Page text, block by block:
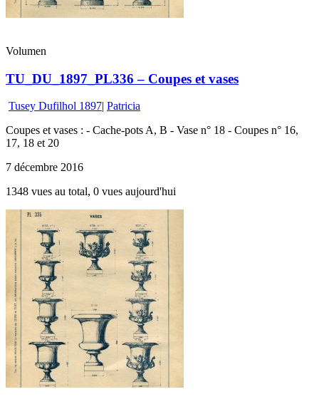
Volumen
TU_DU_1897_PL336 – Coupes et vases
Tusey Dufilhol 1897| Patricia
Coupes et vases : - Cache-pots A, B - Vase n° 18 - Coupes n° 16,
17, 18 et 20
7 décembre 2016
1348 vues au total, 0 vues aujourd'hui